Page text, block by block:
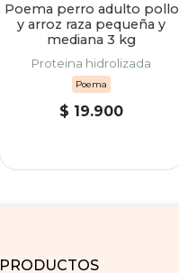
Poema perro adulto pollo
y arroz raza pequeña y
mediana 3 kg
Proteina hidrolizada
Poema
$ 19.900
PRODUCTOS